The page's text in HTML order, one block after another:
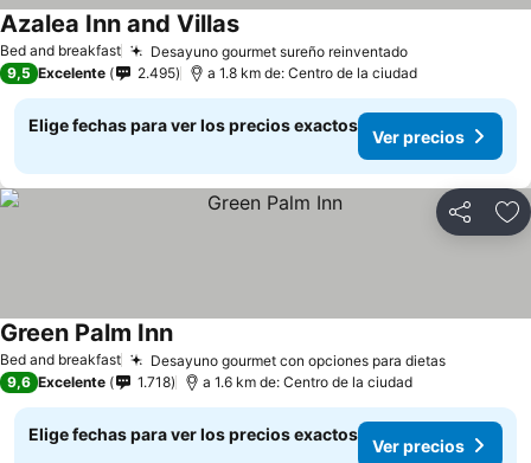
Bed and breakfast Desayuno gourmet sureño reinventado
Azalea Inn and Villas
9,5 Excelente 2.495 a 1.8 km de: Centro de la ciudad
Elige fechas para ver los precios exactos
Ver precios
Compartir
Bed and breakfast Desayuno gourmet con opciones para dietas
Green Palm Inn
9,6 Excelente 1.718 a 1.6 km de: Centro de la ciudad
Elige fechas para ver los precios exactos
Ver precios